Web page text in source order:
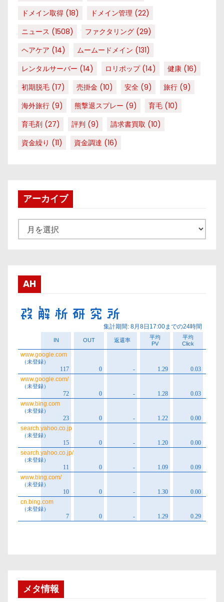
ドメイン取得 (18) ドメイン管理 (22)
ニュース (1508) ファクタリング (29)
ヘアケア (14) ムームードメイン (131)
レンタルサーバー (14) ロリポップ(14) 健康 (16)
初期脱毛 (17) 売掛金 (10) 安全 (9) 旅行 (9)
海外旅行 (9) 熊撃退スプレー (9) 育毛 (10)
育毛剤 (27) 評判 (9) 請求書買取 (10)
資金繰り (11) 資金調達 (16)
アーカイブ
ー
ブ
AH
メタ情報